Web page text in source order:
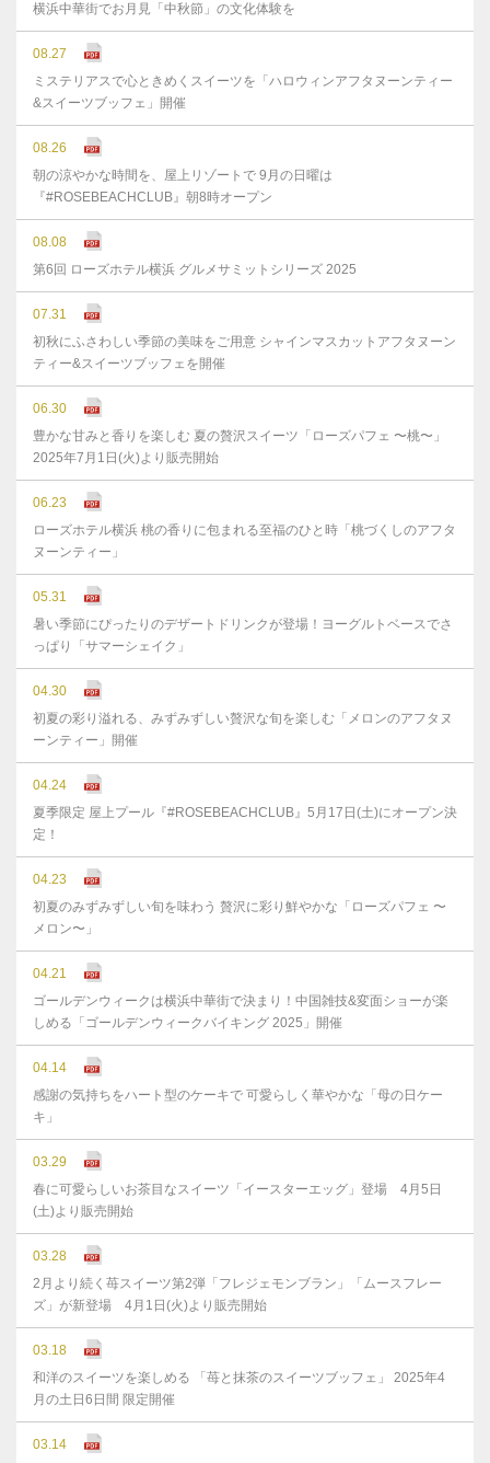
横浜中華街でお月見「中秋節」の文化体験を
08.27
ミステリアスで心ときめくスイーツを「ハロウィンアフタヌーンティー
&スイーツブッフェ」開催
08.26
朝の涼やかな時間を、屋上リゾートで 9月の日曜は
『#ROSEBEACHCLUB』朝8時オープン
08.08
第6回 ローズホテル横浜 グルメサミットシリーズ 2025
07.31
初秋にふさわしい季節の美味をご用意 シャインマスカットアフタヌーン
ティー&スイーツブッフェを開催
06.30
豊かな⽢みと⾹りを楽しむ 夏の贅沢スイーツ「ローズパフェ 〜桃〜」
2025年7⽉1⽇(⽕)より販売開始
06.23
ローズホテル横浜 桃の香りに包まれる至福のひと時「桃づくしのアフタ
ヌーンティー」
05.31
暑い季節にぴったりのデザートドリンクが登場！ヨーグルトベースでさ
っぱり「サマーシェイク」
04.30
初夏の彩り溢れる、みずみずしい贅沢な旬を楽しむ「メロンのアフタヌ
ーンティー」開催
04.24
夏季限定 屋上プール『#ROSEBEACHCLUB』5月17日(土)にオープン決
定！
04.23
初夏のみずみずしい旬を味わう 贅沢に彩り鮮やかな「ローズパフェ 〜
メロン〜」
04.21
ゴールデンウィークは横浜中華街で決まり！中国雑技&変面ショーが楽
しめる「ゴールデンウィークバイキング 2025」開催
04.14
感謝の気持ちをハート型のケーキで 可愛らしく華やかな「母の日ケー
キ」
03.29
春に可愛らしいお茶目なスイーツ「イースターエッグ」登場 4月5日
(土)より販売開始
03.28
2月より続く苺スイーツ第2弾「フレジェモンブラン」「ムースフレー
ズ」が新登場 4月1日(火)より販売開始
03.18
和洋のスイーツを楽しめる 「苺と抹茶のスイーツブッフェ」 2025年4
月の土日6日間 限定開催
03.14